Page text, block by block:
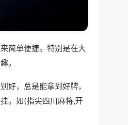
简单便捷。特别是在大
。
好，总是能拿到好牌，
。如(指尖四川麻将,开